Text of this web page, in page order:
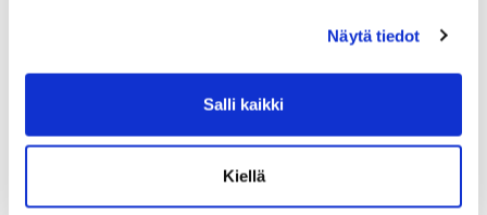
Näytä tiedot
Salli kaikki
Kiellä